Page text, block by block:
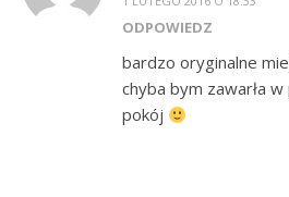
ODPOWIEDZ
bardzo oryginalne
chyba bym zawarła
pokój